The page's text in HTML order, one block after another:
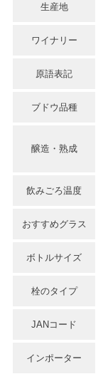
生産地
ワイナリー
原語表記
ブドウ品種
醸造・熟成
飲みごろ温度
おすすめグラス
ボトルサイズ
栓のタイプ
JANコード
インポーター